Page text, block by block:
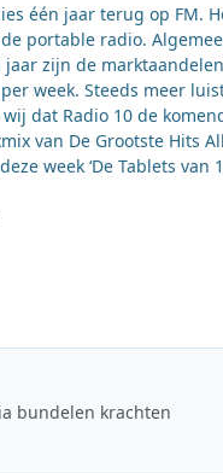
één jaar terug op FM.
portable radio.
jaar zijn de
week. Steeds meer
dat Radio 10 de
van De Grootste Hits
week ‘De Tablets
bundelen krachten